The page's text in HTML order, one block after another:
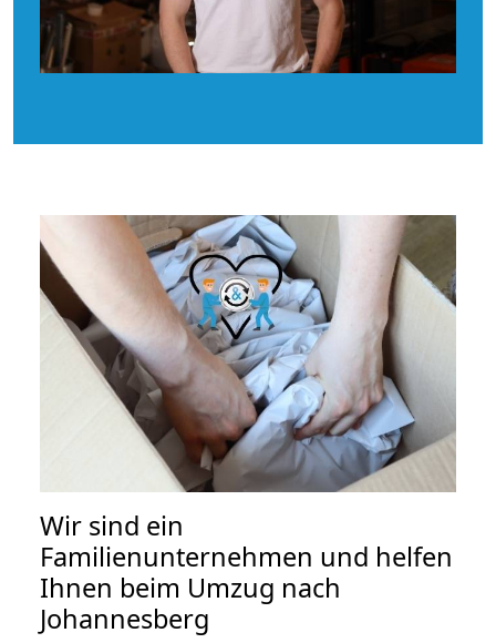
Wir sind ein
Familienunternehmen und helfen
Ihnen beim Umzug nach
Johannesberg